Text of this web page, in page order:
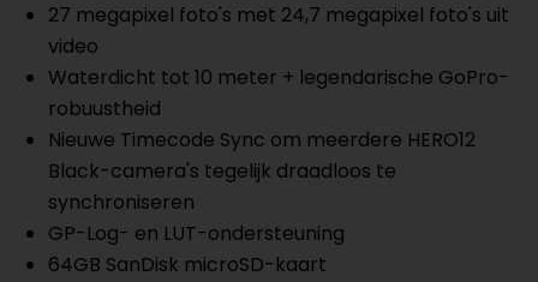
27 megapixel foto's met 24,7 megapixel foto's uit
video
Waterdicht tot 10 meter + legendarische GoPro-
robuustheid
Nieuwe Timecode Sync om meerdere HERO12
Black-camera's tegelijk draadloos te
synchroniseren
GP-Log- en LUT-ondersteuning
64GB SanDisk microSD-kaart